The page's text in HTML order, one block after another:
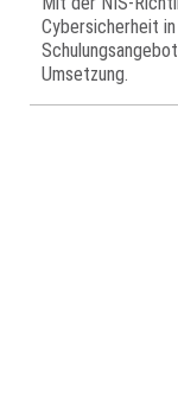
Cybersicherheit
Umsetzung.